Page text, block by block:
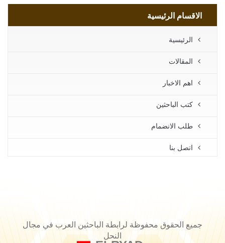
الاقسام الرئيسية
الرئيسية
المقالات
اهم الاخبار
كتب الباحثين
طلب الانضمام
اتصل بنا
جميع الحقوق محفوظة لرابطة الباحثين العرب في مجال
النحل